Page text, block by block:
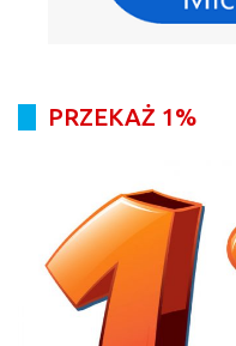
PRZEKAŻ 1%